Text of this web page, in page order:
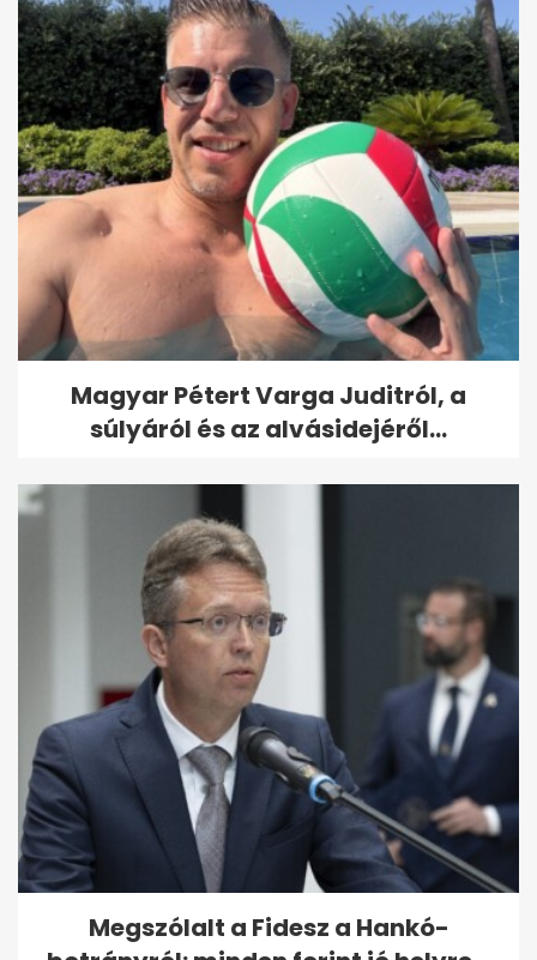
Magyar Pétert Varga Juditról, a
súlyáról és az alvásidejéről...
Megszólalt a Fidesz a Hankó-